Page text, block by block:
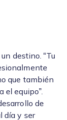
destino. “Tu
que también
el equipo”.
de
día y ser